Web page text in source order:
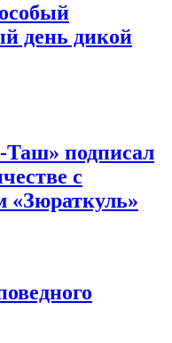
день дикой
подписал
с
«Зюраткуль»